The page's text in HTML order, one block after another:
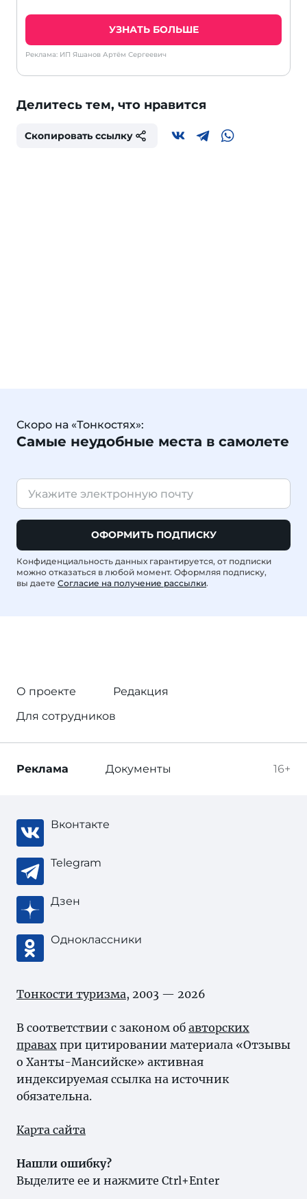
УЗНАТЬ БОЛЬШЕ
Реклама: ИП Яшанов Артём Сергеевич
Делитесь тем, что нравится
Скопировать ссылку
Скоро на «Тонкостях»:
Самые неудобные места в самолете
ОФОРМИТЬ ПОДПИСКУ
Конфиденциальность данных гарантируется, от подписки
можно отказаться в любой момент. Оформляя подписку,
вы даете Согласие на получение рассылки.
О проекте
Редакция
Для сотрудников
16+
Реклама Документы
Вконтакте
Telegram
Дзен
Одноклассники
Тонкости туризма, 2003 — 2026
В соответствии с законом об авторских
правах при цитировании материала «Отзывы
о Ханты-Мансийске» активная
индексируемая ссылка на источник
обязательна.
Карта сайта
Нашли ошибку?
Выделите ее и нажмите Ctrl+Enter